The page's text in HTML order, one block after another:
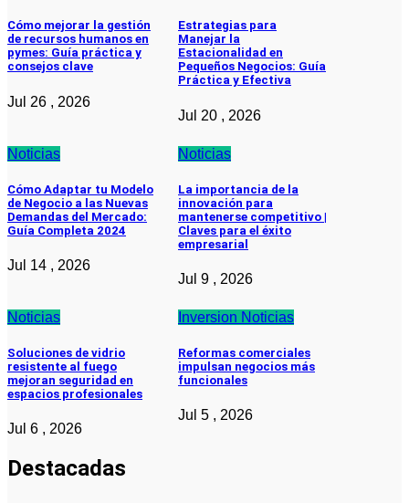
Cómo mejorar la gestión
de recursos humanos en
pymes: Guía práctica y
consejos clave
Jul 26 , 2026
Estrategias para
Manejar la
Estacionalidad en
Pequeños Negocios: Guía
Práctica y Efectiva
Jul 20 , 2026
Noticias
Cómo Adaptar tu Modelo
de Negocio a las Nuevas
Demandas del Mercado:
Guía Completa 2024
Jul 14 , 2026
Noticias
La importancia de la
innovación para
mantenerse competitivo |
Claves para el éxito
empresarial
Jul 9 , 2026
Noticias
Soluciones de vidrio
resistente al fuego
mejoran seguridad en
espacios profesionales
Jul 6 , 2026
Inversion Noticias
Reformas comerciales
impulsan negocios más
funcionales
Jul 5 , 2026
Destacadas